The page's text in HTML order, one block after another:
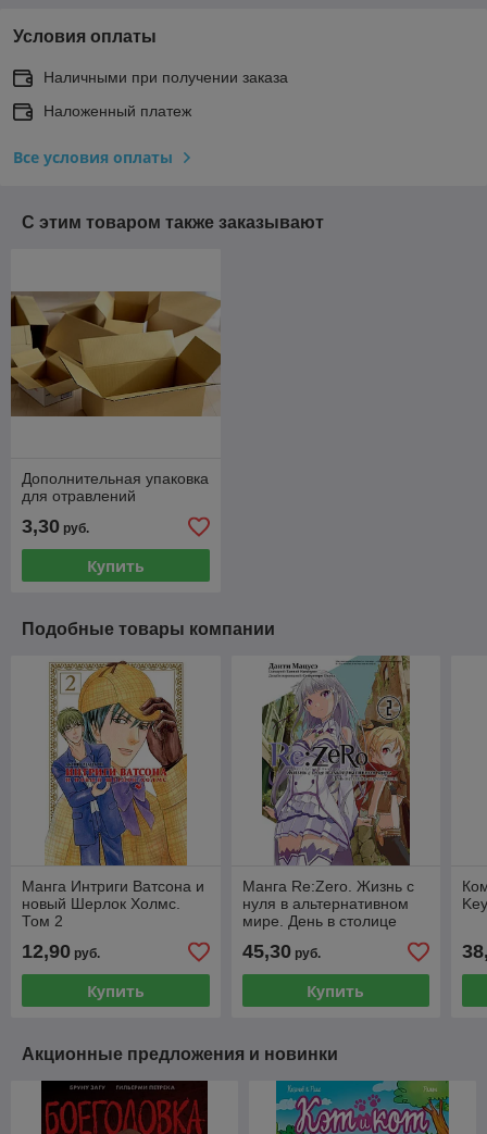
Условия оплаты
Наличными при получении заказа
Наложенный платеж
Все условия оплаты
С этим товаром также заказывают
Дополнительная упаковка
для отравлений
3,30 руб.
Купить
Подобные товары компании
Манга Интриги Ватсона и
новый Шерлок Холмс.
Том 2
12,90 руб.
Купить
Манга Re:Zero. Жизнь с
нуля в альтернативном
мире. День в столице
45,30руб.
Купить
Акционные предложения и новинки